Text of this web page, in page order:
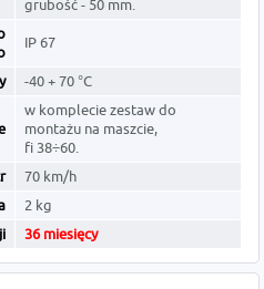
grubość - 50 mm.
IP 67
-40 + 70 °C
w komplecie zestaw do
montażu na maszcie,
fi 38÷60.
70 km/h
2 kg
36 miesięcy